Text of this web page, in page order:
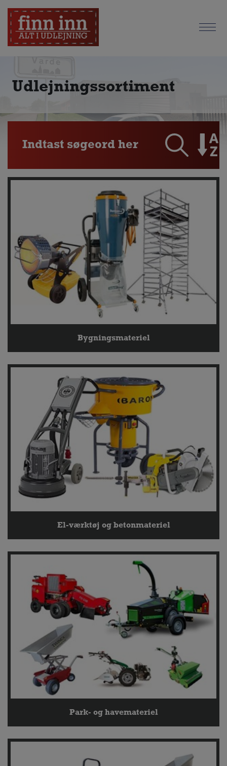
Udlejningssortiment
Bygningsmateriel
El-værktøj og betonmateriel
Park- og havemateriel